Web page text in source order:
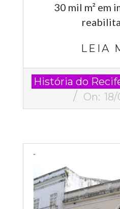
30 mil m² em
LEIA
2025-
08-
História do
On: